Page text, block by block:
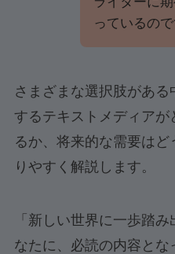
っているので
さまざまな選択肢があ
するテキストメディア
るか、将来的な需要は
りやすく解説します。
「新しい世界に一歩踏
なたに、必読の内容と